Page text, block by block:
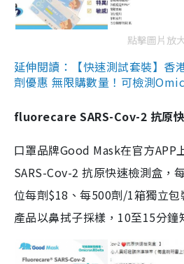
點擊圖片放
延伸閱讀：【快速測試套裝】香
劑優惠 無限購數量！可檢測
fluorecare SARS-Cov-2 抗原
口罩品牌Good Mask在官方
SARS-Cov-2 抗原快速檢測盒，
位每劑$18、每500劑/1箱獨立包
產品以鼻拭子採樣，10至15分鐘